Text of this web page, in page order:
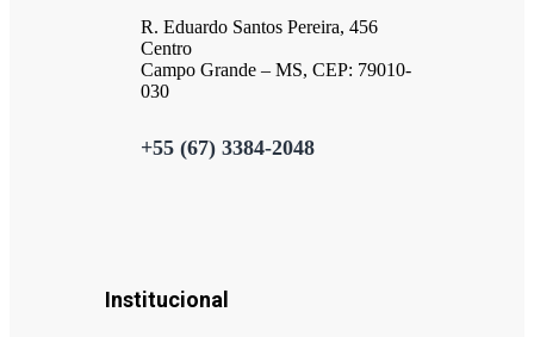
R. Eduardo Santos Pereira, 456
Centro
Campo Grande – MS, CEP: 79010-
030
+55 (67) 3384-2048
Institucional